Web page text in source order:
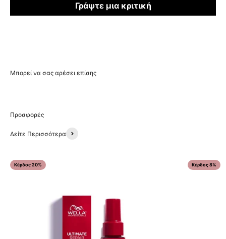
Γράψτε μια κριτική
Δείτε Περισσότερα
Κέρδος 20% Κέρδος 8%